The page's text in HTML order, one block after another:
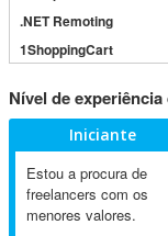
.NET Remoting
1ShoppingCart
3GSM
4D Dimension
802.11
A&P
A-GPS
Nível de
Iniciante
Estou a procura de
freelancers com os
menores valores.